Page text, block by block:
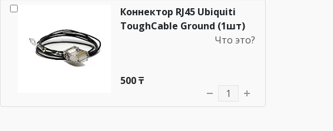
Коннектор RJ45 Ubiquiti
ToughCable Ground (1шт)
Что это?
500 ₸